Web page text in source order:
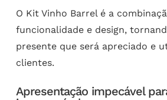
O Kit Vinho Barrel é a
funcionalidade e design,
presente que será apreciado e
clientes.
Apresentação impecável